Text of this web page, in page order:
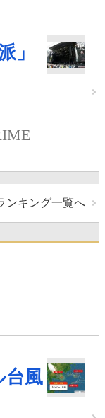
」
ンキング一覧へ
台風